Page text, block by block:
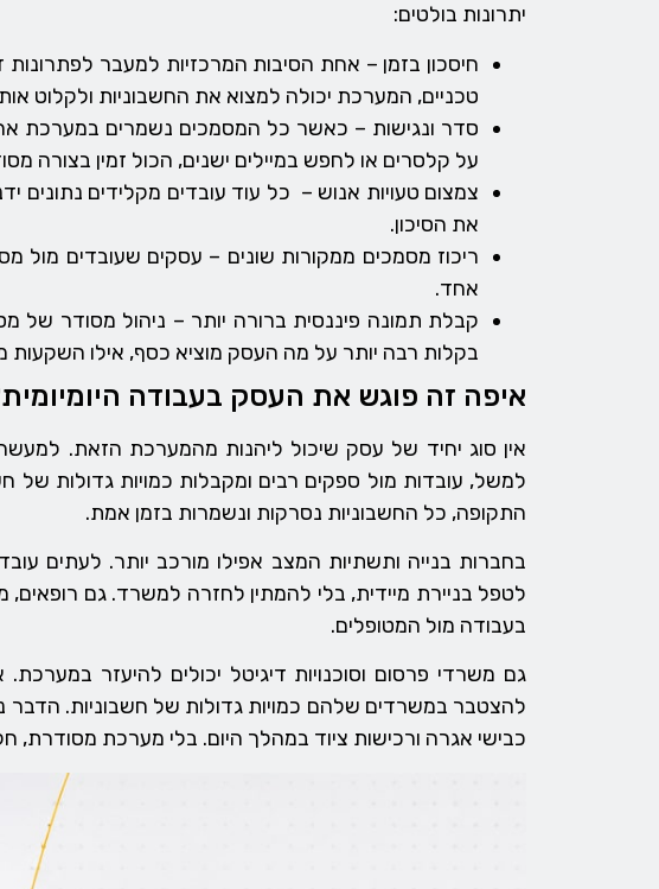
יתרונות בולטים:
חיסכון בזמן – אחת הסיבות המרכזיות למעבר
טכניים, המערכת יכולה למצוא את החשבוניות ולקלוט
סדר ונגישות – כאשר כל המסמכים נשמרים במערכת
על קלסרים או לחפש במיילים ישנים, הכול זמין בצורה
צמצום טעויות אנוש – כל עוד עובדים מקלידים
את הסיכון.
ריכוז מסמכים ממקורות שונים – עסקים שעובדים מול
אחד.
קבלת תמונה פיננסית ברורה יותר – ניהול מסודר
בקלות רבה יותר על מה העסק מוציא כסף, אילו השקעות
איפה זה פוגש את העסק בעבודה
אין סוג יחיד של עסק שיכול ליהנות מהמערכת הזאת.
למשל, עובדות מול ספקים רבים ומקבלות כמויות גדולות של
התקופה, כל החשבוניות נסרקות ונשמרות בזמן אמת.
בחברות בנייה ותשתיות המצב אפילו מורכב יותר. לעתים
לטפל בניירת מיידית, בלי להמתין לחזרה למשרד. גם
בעבודה מול המטופלים.
גם משרדי פרסום וסוכנויות דיגיטל יכולים להיעזר
להצטבר במשרדים שלהם כמויות גדולות של חשבוניות. הדבר
כבישי אגרה ורכישות ציוד במהלך היום. בלי מערכת מסודרת,